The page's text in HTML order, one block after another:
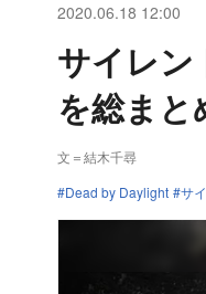
2020.06.18 12:00
サイレ
を総まと
文＝結木千尋
Dead by Daylight
サ